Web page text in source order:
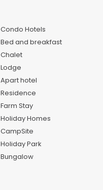
Condo Hotels
Bed and breakfast
Chalet
Lodge
Apart hotel
Residence
Farm Stay
Holiday Homes
CampSite
Holiday Park
Bungalow